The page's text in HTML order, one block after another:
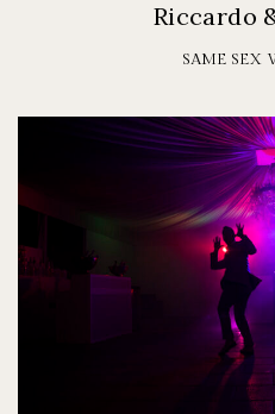
Riccardo
SAME SEX